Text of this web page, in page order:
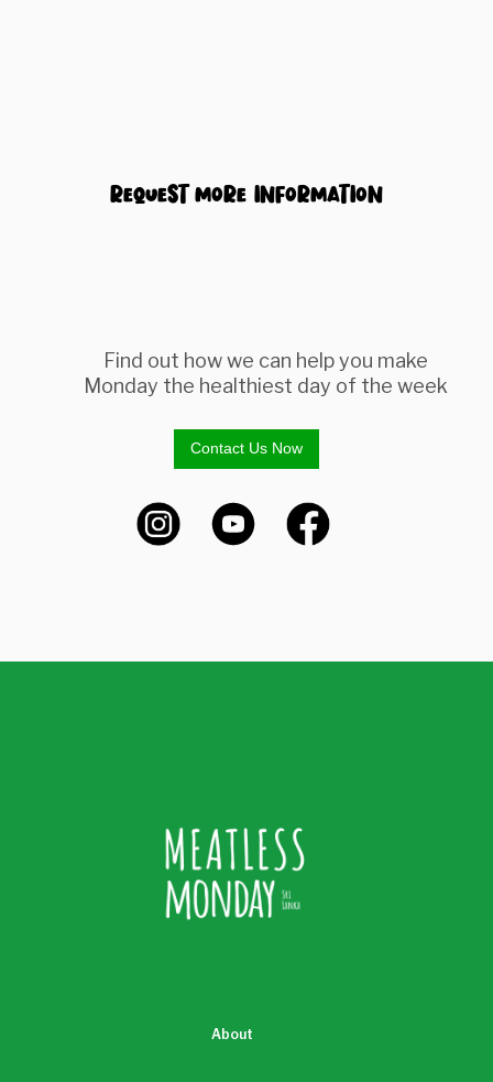
Request more information
Find out how we can help you make
Monday the healthiest day of the week
Contact Us Now
About